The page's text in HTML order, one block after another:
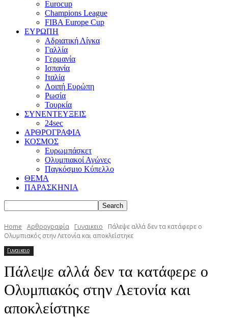
Eurocup
Champions League
FIBA Europe Cup
ΕΥΡΩΠΗ
Αδριατική Λίγκα
Γαλλία
Γερμανία
Ισπανία
Ιταλία
Λοιπή Ευρώπη
Ρωσία
Τουρκία
ΣΥΝΕΝΤΕΥΞΕΙΣ
24sec
ΑΡΘΡΟΓΡΑΦΙΑ
ΚΟΣΜΟΣ
Ευρωμπάσκετ
Ολυμπιακοί Αγώνες
Παγκόσμιο Κύπελλο
ΘΕΜΑ
ΠΑΡΑΣΚΗΝΙΑ
Home Αρθρογραφία Γυναικειο
Πάλεψε αλλά δεν τα κατάφερε ο
Ολυμπιακός στην Λετονία και αποκλείστηκε
Γυναικειο
Πάλεψε αλλά δεν τα κατάφερε ο
Ολυμπιακός στην Λετονία και
αποκλείστηκε